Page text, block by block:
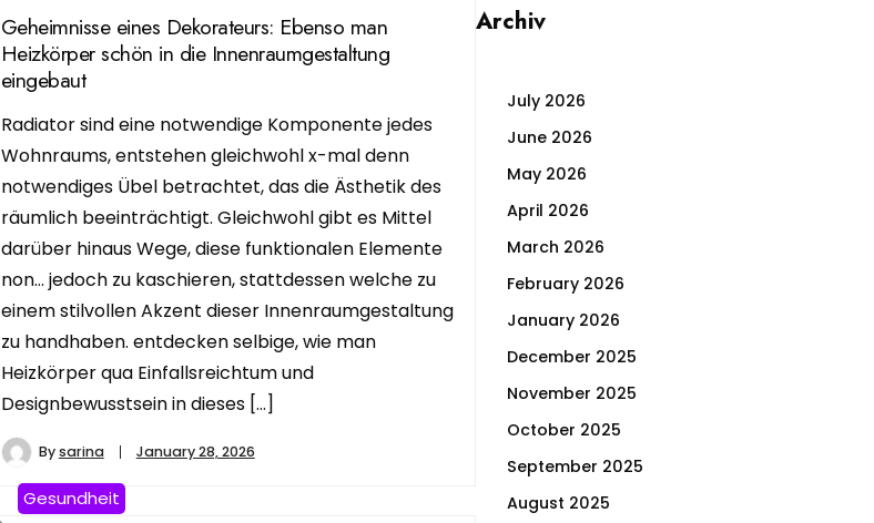
Geheimnisse eines Dekorateurs: Ebenso man
Heizkörper schön in die Innenraumgestaltung
eingebaut
Radiator sind eine notwendige Komponente jedes
Wohnraums, entstehen gleichwohl x-mal denn
notwendiges Übel betrachtet, das die Ästhetik des
räumlich beeinträchtigt. Gleichwohl gibt es Mittel
darüber hinaus Wege, diese funktionalen Elemente
non… jedoch zu kaschieren, stattdessen welche zu
einem stilvollen Akzent dieser Innenraumgestaltung
zu handhaben. entdecken selbige, wie man
Heizkörper qua Einfallsreichtum und
Designbewusstsein in dieses […]
Bysarina January 28, 2026
Gesundheit
Archiv
July 2026
June 2026
May 2026
April 2026
March 2026
February 2026
January 2026
December 2025
November 2025
October 2025
September 2025
August 2025